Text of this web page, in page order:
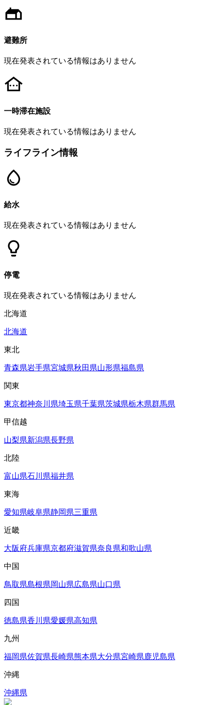
避難所
現在発表されている情報はありません
一時滞在施設
現在発表されている情報はありません
ライフライン情報
給水
現在発表されている情報はありません
停電
現在発表されている情報はありません
北海道
北海道
東北
青森県岩手県宮城県秋田県山形県福島県
関東
東京都神奈川県埼玉県千葉県茨城県栃木県群馬県
甲信越
山梨県新潟県長野県
北陸
富山県石川県福井県
東海
愛知県岐阜県静岡県三重県
近畿
大阪府兵庫県京都府滋賀県奈良県和歌山県
中国
鳥取県島根県岡山県広島県山口県
四国
徳島県香川県愛媛県高知県
九州
福岡県佐賀県長崎県熊本県大分県宮崎県鹿児島県
沖縄
沖縄県